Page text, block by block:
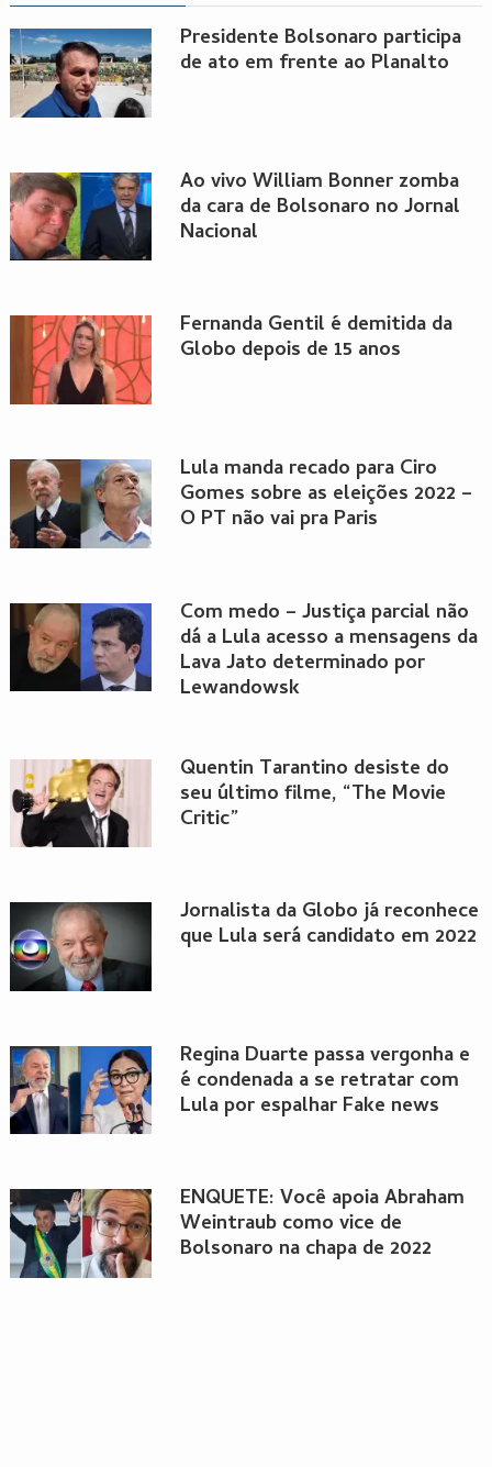
Presidente Bolsonaro participa
de ato em frente ao Planalto
Ao vivo William Bonner zomba
da cara de Bolsonaro no Jornal
Nacional
Fernanda Gentil é demitida da
Globo depois de 15 anos
Lula manda recado para Ciro
Gomes sobre as eleições 2022 –
O PT não vai pra Paris
Com medo – Justiça parcial não
dá a Lula acesso a mensagens da
Lava Jato determinado por
Lewandowsk
Quentin Tarantino desiste do
seu último filme, “The Movie
Critic”
Jornalista da Globo já reconhece
que Lula será candidato em 2022
Regina Duarte passa vergonha e
é condenada a se retratar com
Lula por espalhar Fake news
ENQUETE: Você apoia Abraham
Weintraub como vice de
Bolsonaro na chapa de 2022